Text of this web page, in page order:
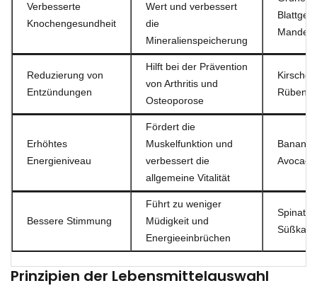
Verbesserte
Knochengesundheit
Wert und verbessert
die
Mineralienspeicherung
Mandeln
Reduzierung von
Entzündungen
Hilft bei der Prävention
von Arthritis und
Osteoporose
Rüben
Erhöhtes
Energieniveau
Fördert die
Muskelfunktion und
verbessert die
allgemeine Vitalität
Bessere Stimmung
Führt zu weniger
Müdigkeit und
Energieeinbrüchen
Spinat,
Prinzipien der Lebensmittelauswahl